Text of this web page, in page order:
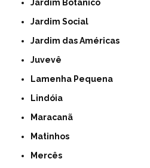
Jardim Botânico
Jardim Social
Jardim das Américas
Juvevê
Lamenha Pequena
Lindóia
Maracanã
Matinhos
Mercês